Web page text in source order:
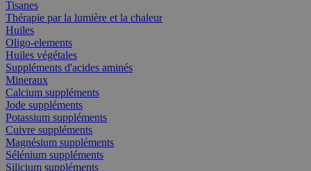
Tisanes
Thérapie par la lumière et la chaleur
Huiles
Oligo-elements
Huiles végétales
Suppléments d'acides aminés
Mineraux
Calcium suppléments
Jode suppléments
Potassium suppléments
Cuivre suppléments
Magnésium suppléments
Sélénium suppléments
Silicium suppléments